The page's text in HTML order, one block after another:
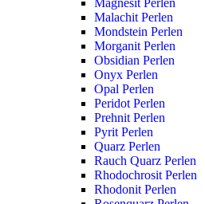
Magnesit Perlen
Malachit Perlen
Mondstein Perlen
Morganit Perlen
Obsidian Perlen
Onyx Perlen
Opal Perlen
Peridot Perlen
Prehnit Perlen
Pyrit Perlen
Quarz Perlen
Rauch Quarz Perlen
Rhodochrosit Perlen
Rhodonit Perlen